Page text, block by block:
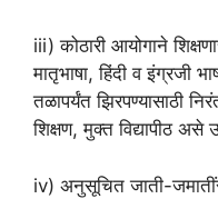
iii) कोठारी आयोगाने
मातृभाषा, हिंदी व इंग्रजी
तळापर्यंत झिरपण्यासाठी
शिक्षण, मुक्त विद्यापीठ
iv) अनुसूचित जाती-